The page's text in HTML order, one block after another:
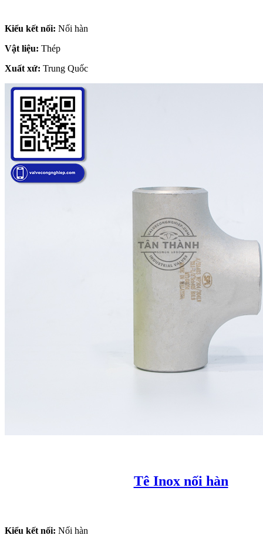
Kiểu kết nối: Nối hàn
Vật liệu: Thép
Xuất xứ: Trung Quốc
Tê Inox nối hàn
Kiểu kết nối: Nối hàn